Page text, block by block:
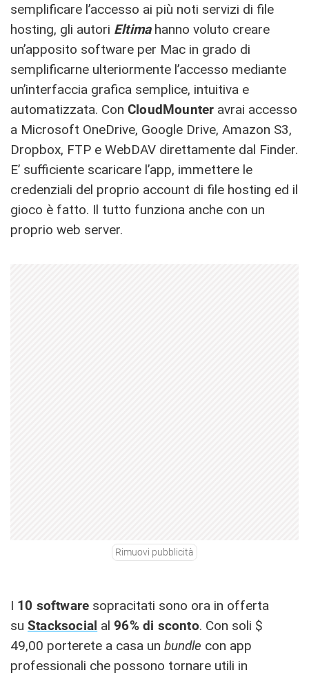
semplificare l’accesso ai più noti servizi di file
hosting, gli autori Eltimahanno voluto creare
un’apposito software per Mac in grado di
semplificarne ulteriormente l’accesso mediante
un’interfaccia grafica semplice, intuitiva e
automatizzata. Con CloudMounter avrai accesso
a Microsoft OneDrive, Google Drive, Amazon S3,
Dropbox, FTP e WebDAV direttamente dal Finder.
E’ sufficiente scaricare l’app, immettere le
credenziali del proprio account di file hosting ed il
gioco è fatto. Il tutto funziona anche con un
proprio web server.
Rimuovi pubblicità
I 10 software sopracitati sono ora in offerta
su Stacksocial al96% di sconto. Con soli $
49,00 porterete a casa un bundle con app
professionali che possono tornare utili in